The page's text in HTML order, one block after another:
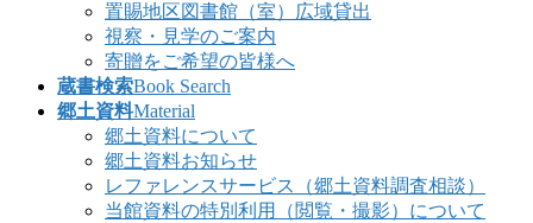
置賜地区図書館（室）広域貸出
視察・見学のご案内
寄贈をご希望の皆様へ
蔵書検索Book Search
郷土資料Material
郷土資料について
郷土資料お知らせ
レファレンスサービス（郷土資料調査相談）
当館資料の特別利用（閲覧・撮影）について